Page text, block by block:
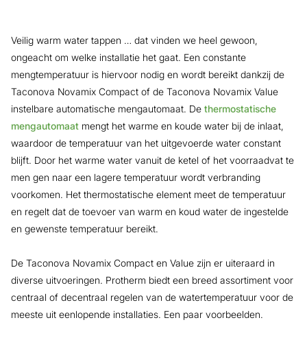
Veilig warm water tappen … dat vinden we heel gewoon,
ongeacht om welke installatie het gaat. Een constante
mengtemperatuur is hiervoor nodig en wordt bereikt dankzij de
Taconova Novamix Compact of de Taconova Novamix Value
instelbare automatische mengautomaat. De thermostatische
mengautomaat mengt het warme en koude water bij de inlaat,
waardoor de temperatuur van het uitgevoerde water constant
blijft. Door het warme water vanuit de ketel of het voorraadvat te
men gen naar een lagere temperatuur wordt verbranding
voorkomen. Het thermostatische element meet de temperatuur
en regelt dat de toevoer van warm en koud water de ingestelde
en gewenste temperatuur bereikt.
De Taconova Novamix Compact en Value zijn er uiteraard in
diverse uitvoeringen. Protherm biedt een breed assortiment voor
centraal of decentraal regelen van de watertemperatuur voor de
meeste uit eenlopende installaties. Een paar voorbeelden.